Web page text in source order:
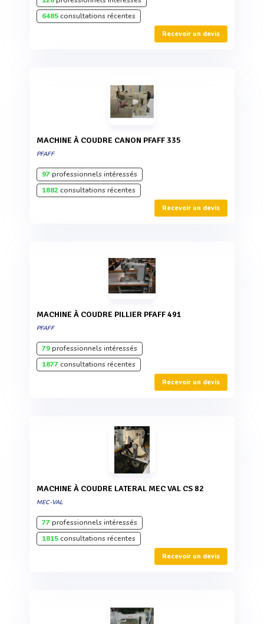
6485consultations récentes
Recevoir un devis
MACHINE À COUDRE CANON PFAFF 335
PFAFF
97professionnels intéressés
1882consultations récentes
Recevoir un devis
MACHINE À COUDRE PILLIER PFAFF 491
PFAFF
79professionnels intéressés
1877consultations récentes
Recevoir un devis
MACHINE À COUDRE LATERAL MEC VAL CS 82
MEC-VAL
77professionnels intéressés
1815consultations récentes
Recevoir un devis